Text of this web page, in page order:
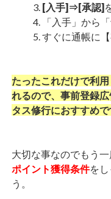
[入手]⇒[承認]
「入手」から
すぐに通帳に
たったこれだけで利
れるので、事前登録
タス修行におすすめ
大切な事なのでもう一
ポイント獲得条件を
う。